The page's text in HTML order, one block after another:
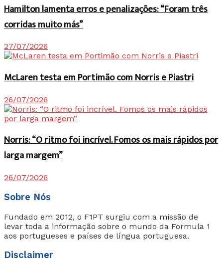
Hamilton lamenta erros e penalizações: “Foram três
corridas muito más”
27/07/2026
McLaren testa em Portimão com Norris e Piastri
26/07/2026
Norris: “O ritmo foi incrível. Fomos os mais rápidos por
larga margem”
26/07/2026
Sobre Nós
Fundado em 2012, o F1PT surgiu com a missão de
levar toda a informação sobre o mundo da Formula 1
aos portugueses e países de língua portuguesa.
Disclaimer